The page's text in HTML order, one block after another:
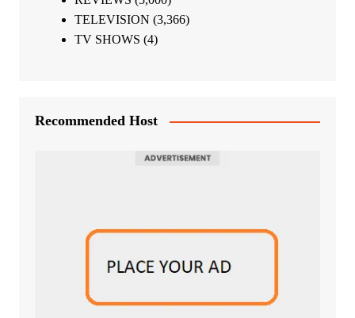
TELEVISION (3,366)
TV SHOWS (4)
Recommended Host